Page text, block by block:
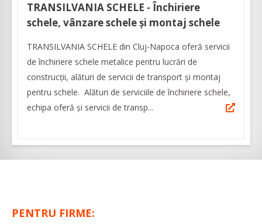
TRANSILVANIA SCHELE - Închiriere
schele, vânzare schele și montaj schele
TRANSILVANIA SCHELE din Cluj-Napoca oferă servicii
de închiriere schele metalice pentru lucrări de
construcții, alături de servicii de transport și montaj
pentru schele. Alături de serviciile de închiriere schele,
echipa oferă și servicii de transp...
PENTRU FIRME: